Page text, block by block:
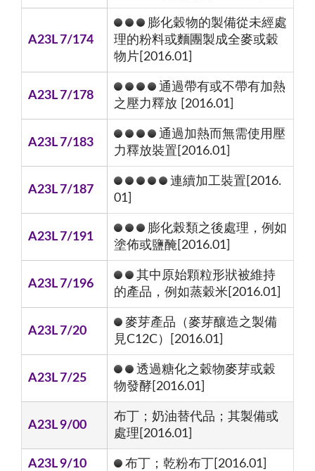
A23L 7/174
膨化穀物的製備從未經處
理的粉料或麵團製成全麥或穀
物片[2016.01]
A23L 7/178
通過帶有或不帶有加熱
之壓力釋放 [2016.01]
A23L 7/183
通過加熱而無需使用壓
力釋放裝置[2016.01]
A23L 7/187
連續加工裝置[2016.
01]
A23L 7/191
膨化榖類之後處理，例如
塗佈或鹽醃[2016.01]
A23L 7/196
其中原始顆粒形狀被維持
的產品，例如蒸穀米[2016.01]
A23L 7/20
麥芽產品（麥芽釀造之製備
見C12C）[2016.01]
A23L 7/25
透過糖化之穀物麥芽或穀
物發酵[2016.01]
A23L 9/00
布丁；奶油替代品；其製備或
處理[2016.01]
A23L 9/10 布丁；乾粉布丁[2016.01]